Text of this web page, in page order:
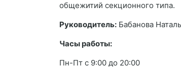
общежитий секционного типа.
Руководитель: Бабанова
Часы работы:
Пн-Пт с 9:00 до 20:00